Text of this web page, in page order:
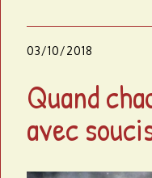
03/10/2018
Quand
avec